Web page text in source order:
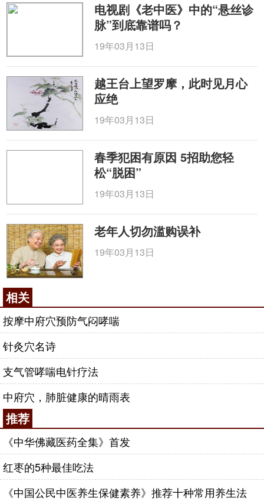
电视剧《老中医》中的“悬丝诊
脉”到底靠谱吗？
19年03月13日
越王台上望罗摩，此时见月心
应绝
19年03月13日
春季犯困有原因 5招助您轻
松“脱困”
19年03月13日
老年人切勿滥购误补
19年03月13日
相关
按摩中府穴预防气闷哮喘
针灸穴名诗
支气管哮喘电针疗法
中府穴，肺脏健康的晴雨表
推荐
《中华佛藏医药全集》首发
红枣的5种最佳吃法
《中国公民中医养生保健素养》推荐十种常用养生法